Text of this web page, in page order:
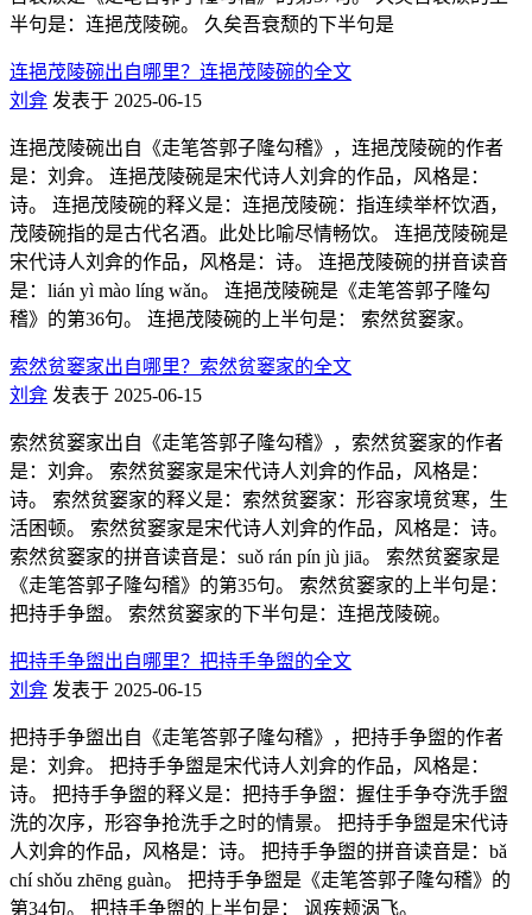
半句是：连挹茂陵碗。 久矣吾衰颓的下半句是
连挹茂陵碗出自哪里？连挹茂陵碗的全文
刘弇 发表于 2025-06-15
连挹茂陵碗出自《走笔答郭子隆勾稽》，连挹茂陵碗的作者
是：刘弇。 连挹茂陵碗是宋代诗人刘弇的作品，风格是：
诗。 连挹茂陵碗的释义是：连挹茂陵碗：指连续举杯饮酒，
茂陵碗指的是古代名酒。此处比喻尽情畅饮。 连挹茂陵碗是
宋代诗人刘弇的作品，风格是：诗。 连挹茂陵碗的拼音读音
是：lián yì mào líng wǎn。 连挹茂陵碗是《走笔答郭子隆勾
稽》的第36句。 连挹茂陵碗的上半句是： 索然贫窭家。
索然贫窭家出自哪里？索然贫窭家的全文
刘弇 发表于 2025-06-15
索然贫窭家出自《走笔答郭子隆勾稽》，索然贫窭家的作者
是：刘弇。 索然贫窭家是宋代诗人刘弇的作品，风格是：
诗。 索然贫窭家的释义是：索然贫窭家：形容家境贫寒，生
活困顿。 索然贫窭家是宋代诗人刘弇的作品，风格是：诗。
索然贫窭家的拼音读音是：suǒ rán pín jù jiā。 索然贫窭家是
《走笔答郭子隆勾稽》的第35句。 索然贫窭家的上半句是：
把持手争盥。 索然贫窭家的下半句是：连挹茂陵碗。
把持手争盥出自哪里？把持手争盥的全文
刘弇 发表于 2025-06-15
把持手争盥出自《走笔答郭子隆勾稽》，把持手争盥的作者
是：刘弇。 把持手争盥是宋代诗人刘弇的作品，风格是：
诗。 把持手争盥的释义是：把持手争盥：握住手争夺洗手盥
洗的次序，形容争抢洗手之时的情景。 把持手争盥是宋代诗
人刘弇的作品，风格是：诗。 把持手争盥的拼音读音是：bǎ
chí shǒu zhēng guàn。 把持手争盥是《走笔答郭子隆勾稽》的
第34句。 把持手争盥的上半句是： 讽疾颊涡飞。